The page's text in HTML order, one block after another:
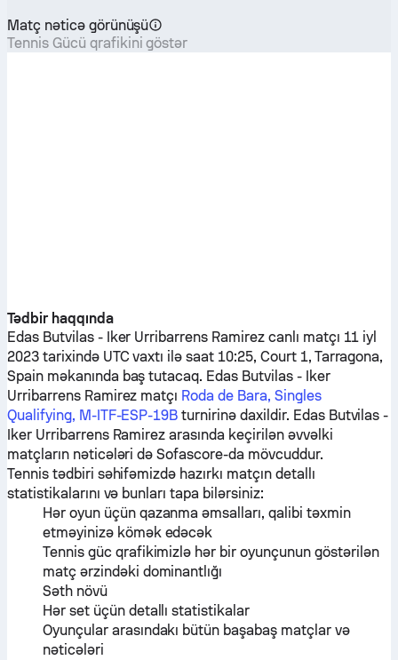
Matç nəticə görünüşü
Tennis Gücü qrafikini göstər
Tədbir haqqında
Edas Butvilas- Iker Urribarrens Ramirezcanlı matçı 11 iyl
2023 tarixində UTC vaxtı ilə saat 10:25, Court 1, Tarragona,
Spain məkanında baş tutacaq. Edas Butvilas- Iker
Urribarrens Ramirez matçı Roda de Bara, Singles
Qualifying, M-ITF-ESP-19B turnirinə daxildir. Edas Butvilas -
Iker Urribarrens Ramirez arasında keçirilən əvvəlki
matçların nəticələri də Sofascore-da mövcuddur.
Tennis tədbiri səhifəmizdə hazırkı matçın detallı
statistikalarını və bunları tapa bilərsiniz:
Hər oyun üçün qazanma əmsalları, qalibi təxmin
etməyinizə kömək edəcək
Tennis güc qrafikimizlə hər bir oyunçunun göstərilən
matç ərzindəki dominantlığı
Səth növü
Hər set üçün detallı statistikalar
Oyunçular arasındakı bütün başabaş matçlar və
nəticələri